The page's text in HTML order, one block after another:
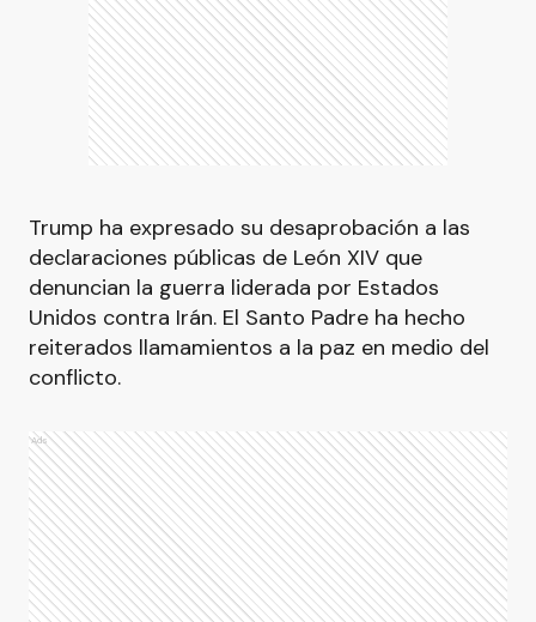
Trump ha expresado su desaprobación a las
declaraciones públicas de León XIV que
denuncian la guerra liderada por Estados
Unidos contra Irán. El Santo Padre ha hecho
reiterados llamamientos a la paz en medio del
conflicto.
Ads